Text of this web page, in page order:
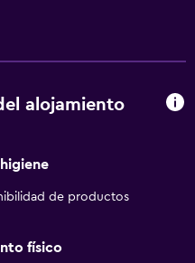
italianas Frette,
de pago. Los baños están
personal de diseño y
a nuestro acceso a
alojamiento
de productos
físico